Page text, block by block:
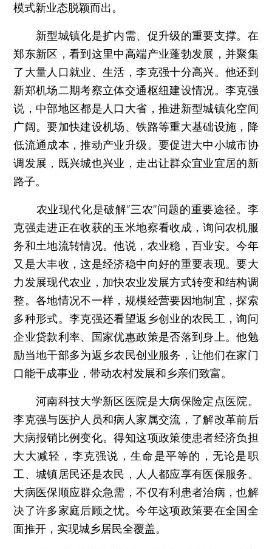
模式新业态脱颖而出。
新型城镇化是扩内需、促升级的重要支撑。在
郑东新区，看到这里中高端产业蓬勃发展，并聚集
了大量人口就业、生活，李克强十分高兴。他还到
新郑机场二期考察立体交通枢纽建设情况。李克强
说，中部地区都是人口大省，推进新型城镇化空间
广阔。要加快建设机场、铁路等重大基础设施，降
低流通成本，推动产业升级。要促进大中小城市协
调发展，既兴城也兴业，走出让群众宜业宜居的新
路子。
农业现代化是破解“三农”问题的重要途径。李
克强走进正在收获的玉米地察看收成，询问农机服
务和土地流转情况。他说，农业稳，百业安。今年
又是大丰收，这是经济稳中向好的重要表现。要大
力发展现代农业，加快农业发展方式转变和结构调
整。各地情况不一样，规模经营要因地制宜，探索
多种形式。李克强还看望返乡创业的农民工，询问
企业贷款利率、国家优惠政策是否落到身上。他勉
励当地干部多为返乡农民创业服务，让他们在家门
口能干成事业，带动农村发展和乡亲们致富。
河南科技大学新区医院是大病保险定点医院。
李克强与医护人员和病人家属交流，了解改革前后
大病报销比例变化。得知这项政策使患者经济负担
大大减轻，李克强说，生命是平等的，无论是职
工、城镇居民还是农民，人人都应享有医保服务。
大病医保顺应群众急需，不仅有利患者治病，也解
决了许多家庭后顾之忧。今年这项政策要在全国全
面推开，实现城乡居民全覆盖。